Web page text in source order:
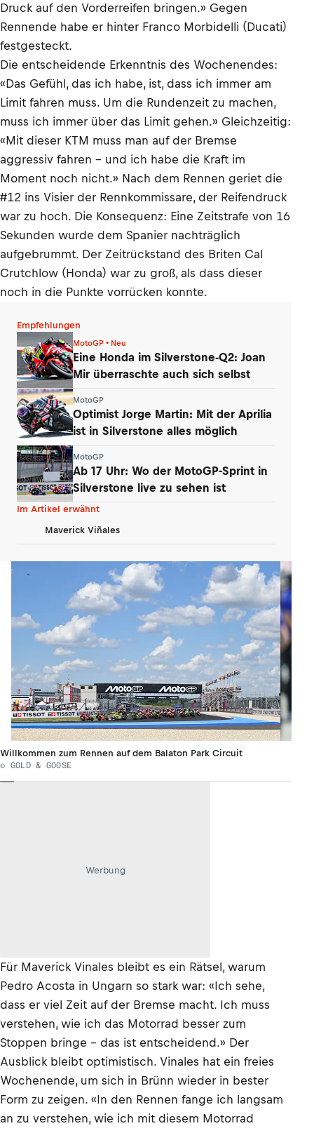
Druck auf den Vorderreifen bringen.» Gegen
Rennende habe er hinter Franco Morbidelli (Ducati)
festgesteckt.
Die entscheidende Erkenntnis des Wochenendes:
«Das Gefühl, das ich habe, ist, dass ich immer am
Limit fahren muss. Um die Rundenzeit zu machen,
muss ich immer über das Limit gehen.» Gleichzeitig:
«Mit dieser KTM muss man auf der Bremse
aggressiv fahren – und ich habe die Kraft im
Moment noch nicht.» Nach dem Rennen geriet die
#12 ins Visier der Rennkommissare, der Reifendruck
war zu hoch. Die Konsequenz: Eine Zeitstrafe von 16
Sekunden wurde dem Spanier nachträglich
aufgebrummt. Der Zeitrückstand des Briten Cal
Crutchlow (Honda) war zu groß, als dass dieser
noch in die Punkte vorrücken konnte.
Empfehlungen
MotoGP • Neu
Eine Honda im Silverstone-Q2: Joan
Mir überraschte auch sich selbst
MotoGP
Optimist Jorge Martin: Mit der Aprilia
ist in Silverstone alles möglich
MotoGP
Ab 17 Uhr: Wo der MotoGP-Sprint in
Silverstone live zu sehen ist
Im Artikel erwähnt
Maverick Viñales
Willkommen zum Rennen auf dem Balaton Park Circuit
© GOLD & GOOSE
Werbung
Für Maverick Vinales bleibt es ein Rätsel, warum
Pedro Acosta in Ungarn so stark war: «Ich sehe,
dass er viel Zeit auf der Bremse macht. Ich muss
verstehen, wie ich das Motorrad besser zum
Stoppen bringe – das ist entscheidend.» Der
Ausblick bleibt optimistisch. Vinales hat ein freies
Wochenende, um sich in Brünn wieder in bester
Form zu zeigen. «In den Rennen fange ich langsam
an zu verstehen, wie ich mit diesem Motorrad